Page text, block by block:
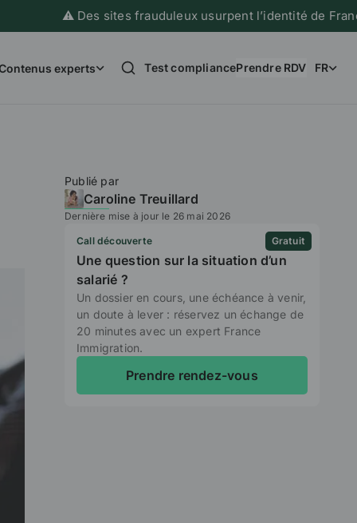
⚠️ Des sites frauduleux usurpent l’identité de France
experts Test compliancePrendre RDV FR
Publié par
Caroline Treuillard
Dernière mise à jour le 26 mai 2026
Call découverte Gratuit
Une question sur la situation d’un
salarié ?
Un dossier en cours, une échéance à venir,
un doute à lever : réservez un échange de
20 minutes avec un expert France
Immigration.
Prendre rendez-vous